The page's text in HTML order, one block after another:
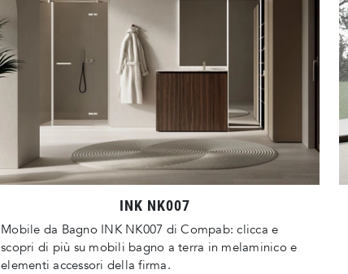
INK NK007
Mobile da Bagno INK NK007 di Compab: clicca e
scopri di più su mobili bagno a terra in melaminico e
elementi accessori della firma.